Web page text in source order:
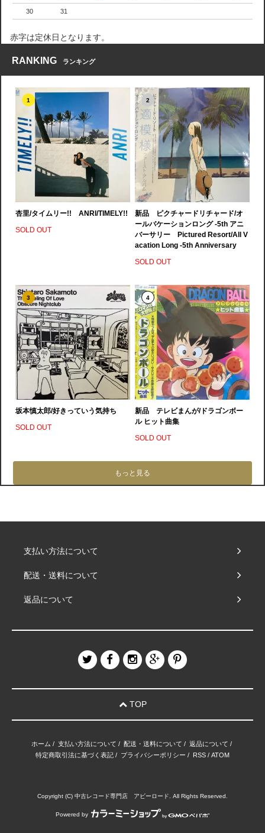
30 31
赤字は定休日となります。
RANKING ランキング
1
杏里/タイムリー!! ANRI/TIMELY!!
SOLD OUT
2
新品 ピクチャードリチャード/オ
ールバケーションロング -5th アニ
バーサリー Pictured Resort/All V
acation Long -5th Anniversary
SOLD OUT
3
坂本慎太郎/好きっていう気持ち
SOLD OUT
4
新品 テレビまんが/ドラゴンボー
ル ヒット曲集
SOLD OUT
もっと見る
支払い方法について
配送・送料について
返品について
TOP
ホーム / 支払い方法について / 配送・送料について / 返品について /
特定商取引法に基づく表記 / プライバシーポリシー / RSS / ATOM
Copyright (C) 中古レコード専門店 アビーロード. All Rights Reserved.
Powered by